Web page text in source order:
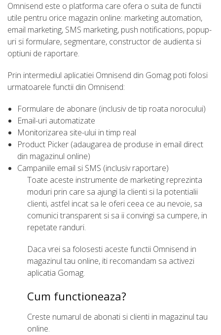
Omnisend este o platforma care ofera o suita de functii
utile pentru orice magazin online: marketing automation,
email marketing, SMS marketing, push notifications, popup-
uri si formulare, segmentare, constructor de audienta si
optiuni de raportare.
Prin intermediul aplicatiei Omnisend din Gomag poti folosi
urmatoarele functii din Omnisend:
Formulare de abonare (inclusiv de tip roata norocului)
Email-uri automatizate
Monitorizarea site-ului in timp real
Product Picker (adaugarea de produse in email direct
din magazinul online)
Campaniile email si SMS (inclusiv raportare)
Toate aceste instrumente de marketing reprezinta
moduri prin care sa ajungi la clienti si la potentialii
clienti, astfel incat sa le oferi ceea ce au nevoie, sa
comunici transparent si sa ii convingi sa cumpere, in
repetate randuri.
Daca vrei sa folosesti aceste functii Omnisend in
magazinul tau online, iti recomandam sa activezi
aplicatia Gomag.
Cum functioneaza?
Creste numarul de abonati si clienti in magazinul tau
online.